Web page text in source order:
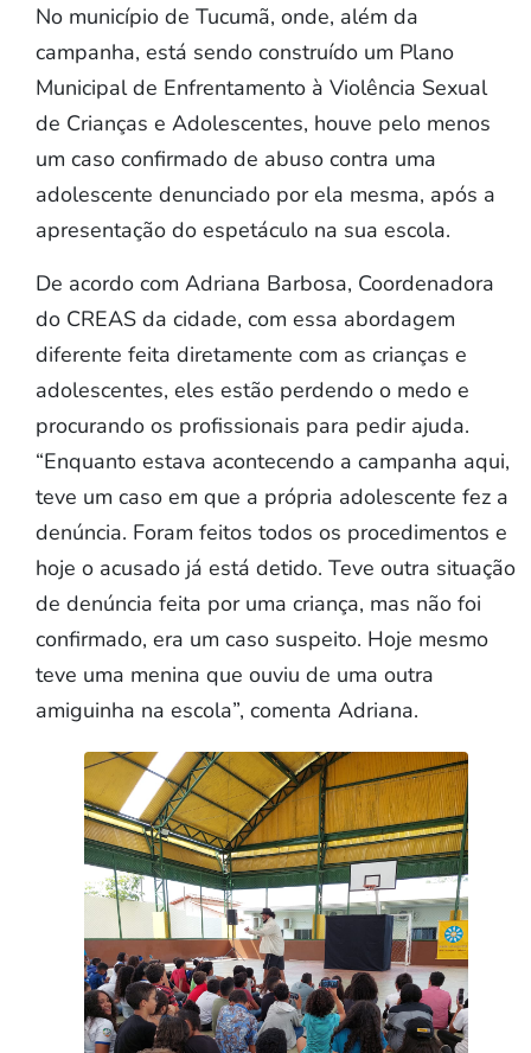
No município de Tucumã, onde, além da
campanha, está sendo construído um Plano
Municipal de Enfrentamento à Violência Sexual
de Crianças e Adolescentes, houve pelo menos
um caso confirmado de abuso contra uma
adolescente denunciado por ela mesma, após a
apresentação do espetáculo na sua escola.
De acordo com Adriana Barbosa, Coordenadora
do CREAS da cidade, com essa abordagem
diferente feita diretamente com as crianças e
adolescentes, eles estão perdendo o medo e
procurando os profissionais para pedir ajuda.
“Enquanto estava acontecendo a campanha aqui,
teve um caso em que a própria adolescente fez a
denúncia. Foram feitos todos os procedimentos e
hoje o acusado já está detido. Teve outra situação
de denúncia feita por uma criança, mas não foi
confirmado, era um caso suspeito. Hoje mesmo
teve uma menina que ouviu de uma outra
amiguinha na escola”, comenta Adriana.